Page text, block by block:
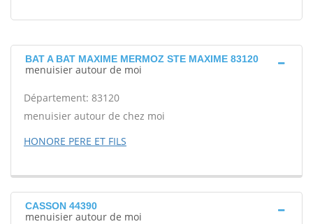
BAT A BAT MAXIME MERMOZ STE MAXIME 83120
menuisier autour de moi
Département: 83120
menuisier autour de chez moi
HONORE PERE ET FILS
CASSON 44390
menuisier autour de moi